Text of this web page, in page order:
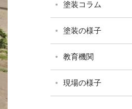
塗装コラム
塗装の様子
教育機関
現場の様子